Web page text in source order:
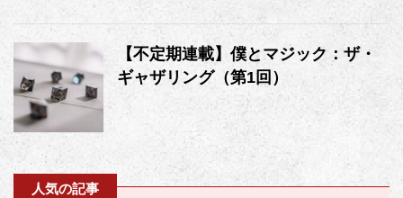
【不定期連載】僕とマジック：ザ・
ギャザリング（第1回）
人気の記事